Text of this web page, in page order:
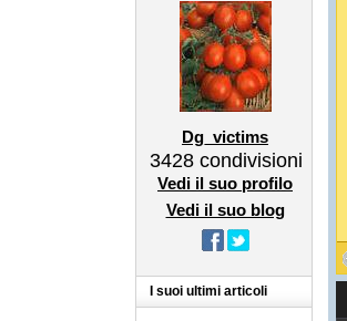
Dg_victims
3428 condivisioni
Vedi il suo profilo
Vedi il suo blog
I suoi ultimi articoli